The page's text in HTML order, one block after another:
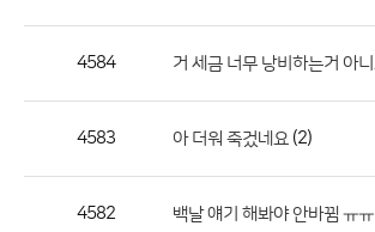
록
4584 거 세금 너무 낭비하는거 아
4583 아 더워 죽겄네요 (2)
4582 백날 얘기 해봐야 안바뀜 ㅠㅠ